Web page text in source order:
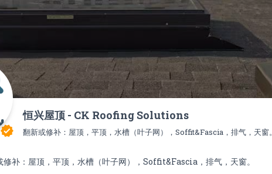
verified
恒兴屋顶 - CK Roofing Solutions
翻新或修补：屋顶，平顶，水槽（叶子网），Soffit&Fascia，排气，天窗。
修补：屋顶，平顶，水槽（叶子网），Soffit&Fascia，排气，天窗。